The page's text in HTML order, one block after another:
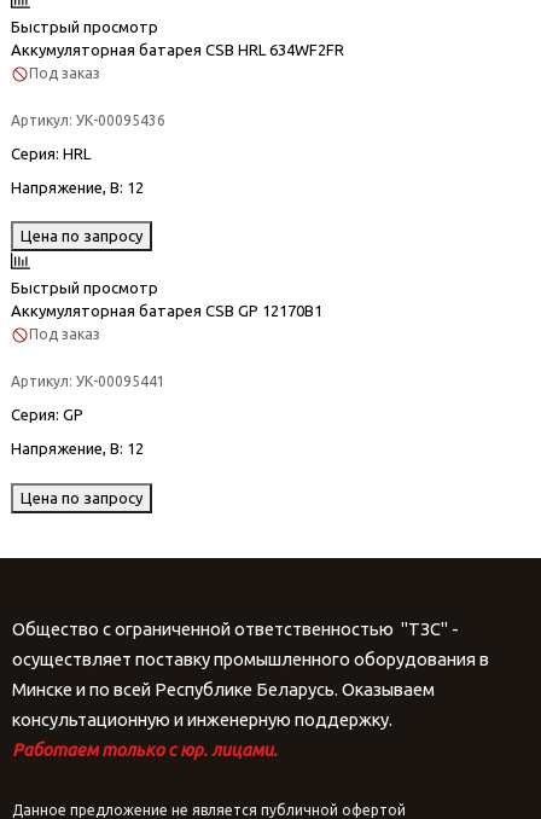
Быстрый просмотр
Аккумуляторная батарея CSB HRL 634WF2FR
Под заказ
Артикул: УК-00095436
Серия: HRL
Напряжение, В: 12
Цена по запросу
Быстрый просмотр
Аккумуляторная батарея CSB GP 12170B1
Под заказ
Артикул: УК-00095441
Серия: GP
Напряжение, В: 12
Цена по запросу
Общество с ограниченной ответственностью "ТЗС" -
осуществляет поставку промышленного оборудования в
Минске и по всей Республике Беларусь. Оказываем
консультационную и инженерную поддержку.
Работаем только с юр. лицами.
Данное предложение не является публичной офертой